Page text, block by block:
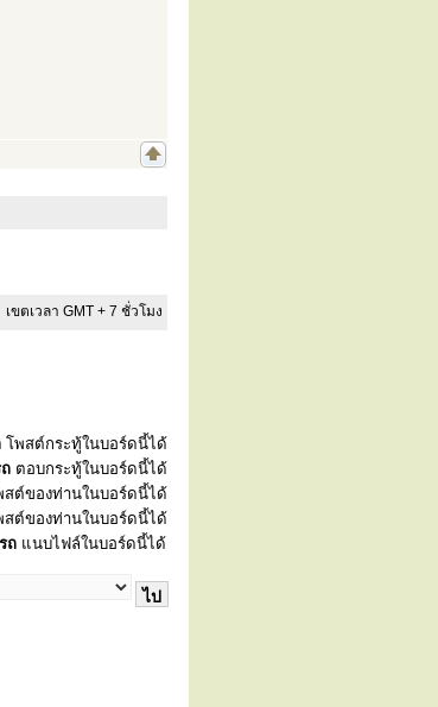
เขตเวลา GMT + 7 ชั่วโมง
โพสต์กระทู้ในบอร์ดนี้ได้
ตอบกระทู้ในบอร์ดนี้ได้
สต์ของท่านในบอร์ดนี้ได้
สต์ของท่านในบอร์ดนี้ได้
ถ แนบไฟล์ในบอร์ดนี้ได้